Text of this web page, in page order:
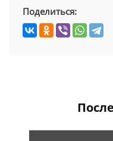
Поделиться: